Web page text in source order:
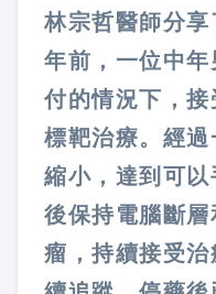
林宗哲醫師分
年前，一位中
付的情況下，
標靶治療。經
縮小，達到可
後保持電腦斷
瘤，持續接受